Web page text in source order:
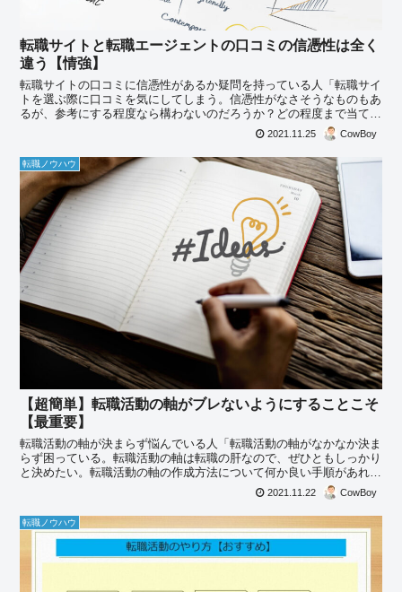
転職サイトと転職エージェントの口コミの信憑性は全く
違う【情強】
転職サイトの口コミに信憑性があるか疑問を持っている人「転職サイ
トを選ぶ際に口コミを気にしてしまう。信憑性がなさそうなものもあ
るが、参考にする程度なら構わないのだろうか？どの程度まで当てに
なるものなのか知りたい。」これらの疑問にお答えします。
2021.11.25 CowBoy
転職ノウハウ
【超簡単】転職活動の軸がブレないようにすることこそ
【最重要】
転職活動の軸が決まらず悩んでいる人「転職活動の軸がなかなか決ま
らず困っている。転職活動の軸は転職の肝なので、ぜひともしっかり
と決めたい。転職活動の軸の作成方法について何か良い手順があれば
2021.11.22 CowBoy
転職ノウハウ